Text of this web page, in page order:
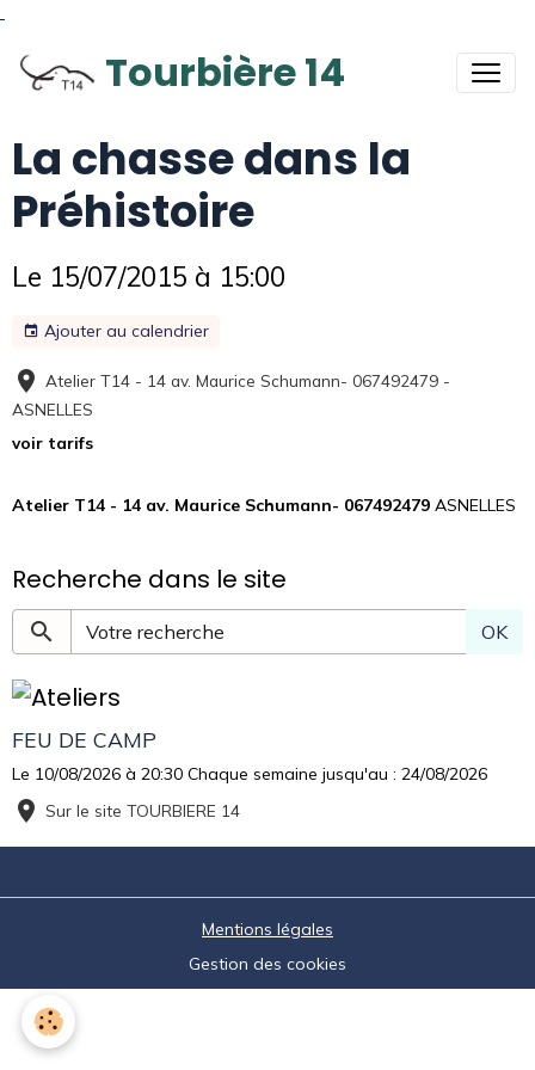
Tourbière 14
La chasse dans la
Préhistoire
Le 15/07/2015 à 15:00
Ajouter au calendrier
Atelier T14 - 14 av. Maurice Schumann- 067492479 -
ASNELLES
voir tarifs
Atelier T14 - 14 av. Maurice Schumann- 067492479 ASNELLES
Recherche dans le site
OK
FEU DE CAMP
Le 10/08/2026 à 20:30 Chaque semaine jusqu'au : 24/08/2026
Sur le site TOURBIERE 14
Mentions légales
Gestion des cookies